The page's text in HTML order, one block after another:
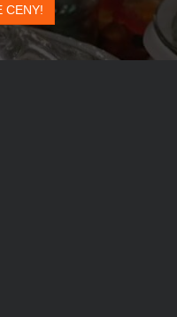
CENY!